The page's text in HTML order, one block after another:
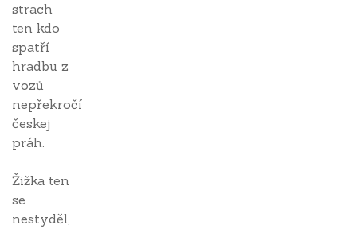
strach
ten kdo
spatří
hradbu z
vozů
nepřekročí
českej
práh.
Žižka ten
se
nestyděl,